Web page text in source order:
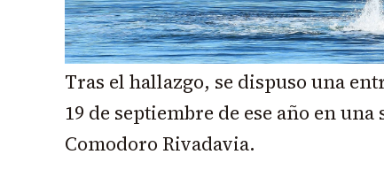
Tras el hallazgo, se dispuso una
19 de septiembre de ese año en
Comodoro Rivadavia.